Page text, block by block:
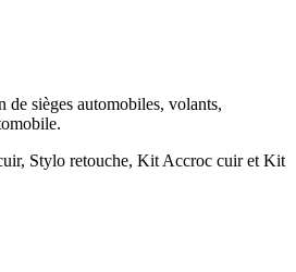
de sièges automobiles, volants,
Stylo retouche, Kit Accroc cuir et Kit